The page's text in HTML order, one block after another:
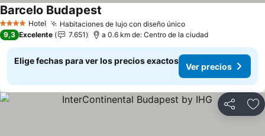
4 EstrellasHotel Habitaciones de lujo con diseño único
Barcelo Budapest
9,3 Excelente 7.651 a 0.6 km de: Centro de la ciudad
Elige fechas para ver los precios exactos
Ver precios
Compartir